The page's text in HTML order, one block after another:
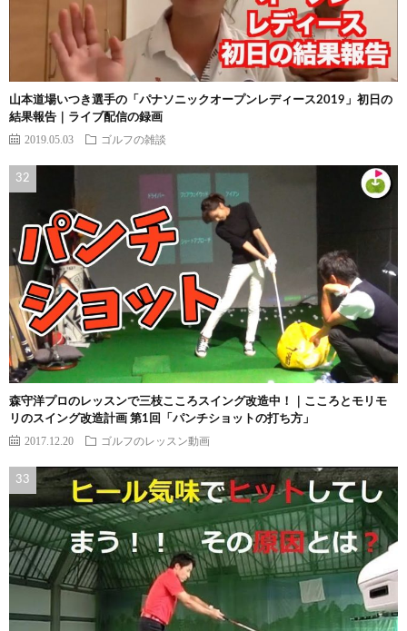
山本道場いつき選手の「パナソニックオープンレディース2019」初日の
結果報告｜ライブ配信の録画
2019.05.03 ゴルフの雑談
森守洋プロのレッスンで三枝こころスイング改造中！｜こころとモリモ
リのスイング改造計画 第1回「パンチショットの打ち方」
2017.12.20 ゴルフのレッスン動画